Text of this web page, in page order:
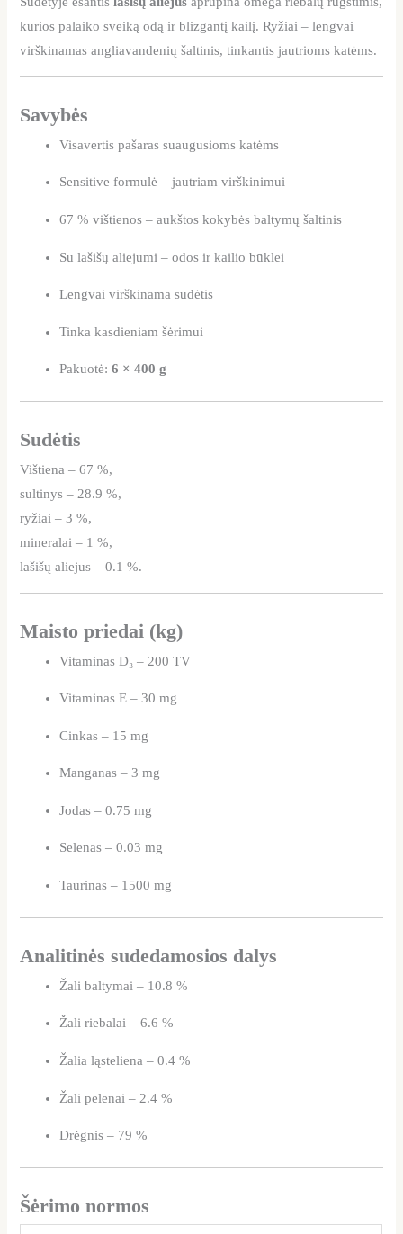
kurios palaiko sveiką odą ir blizgantį kailį. Ryžiai – lengvai
virškinamas angliavandenių šaltinis, tinkantis jautrioms katėms.
Savybės
Visavertis pašaras suaugusioms katėms
Sensitive formulė – jautriam virškinimui
67 % vištienos – aukštos kokybės baltymų šaltinis
Su lašišų aliejumi – odos ir kailio būklei
Lengvai virškinama sudėtis
Tinka kasdieniam šėrimui
Pakuotė:6 × 400 g
Sudėtis
Vištiena – 67 %,
sultinys – 28.9 %,
ryžiai – 3 %,
mineralai – 1 %,
lašišų aliejus – 0.1 %.
Maisto priedai (kg)
Vitaminas D₃ – 200 TV
Vitaminas E – 30 mg
Cinkas – 15 mg
Manganas – 3 mg
Jodas – 0.75 mg
Selenas – 0.03 mg
Taurinas – 1500 mg
Analitinės sudedamosios dalys
Žali baltymai – 10.8 %
Žali riebalai – 6.6 %
Žalia ląsteliena – 0.4 %
Žali pelenai – 2.4 %
Drėgnis – 79 %
Šėrimo normos